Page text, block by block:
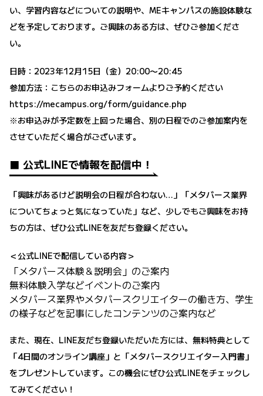
い、学習内容などについての説明や、MEキャンパスの施設体験な
どを予定しております。ご興味のある方は、ぜひご参加くださ
い。
日時：2023年12月15日（金）20:00〜20:45
参加方法：こちらのお申込みフォームよりご予約ください
https://mecampus.org/form/guidance.php
※お申込みが予定数を上回った場合、別の日程でのご参加案内を
させていただく場合がございます。
■ 公式LINEで情報を配信中！
「興味があるけど説明会の日程が合わない…」「メタバース業界
についてちょっと気になっていた」など、少しでもご興味をお持
ちの方は、ぜひ公式LINEを友だち登録ください。
＜公式LINEで配信している内容＞
「メタバース体験＆説明会」のご案内
無料体験入学などイベントのご案内
メタバース業界やメタバースクリエイターの働き方、学生
の様子などを記事にしたコンテンツのご案内など
また、現在、LINE友だち登録いただいた方には、無料特典として
「4日間のオンライン講座」と「メタバースクリエイター入門書」
をプレゼントしています。この機会にぜひ公式LINEをチェックし
てみてください！